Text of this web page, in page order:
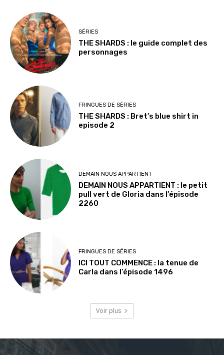
SÉRIES
THE SHARDS : le guide complet des
personnages
FRINGUES DE SÉRIES
THE SHARDS : Bret’s blue shirt in
episode 2
DEMAIN NOUS APPARTIENT
DEMAIN NOUS APPARTIENT : le petit
pull vert de Gloria dans l’épisode
2260
FRINGUES DE SÉRIES
ICI TOUT COMMENCE : la tenue de
Carla dans l’épisode 1496
Voir plus